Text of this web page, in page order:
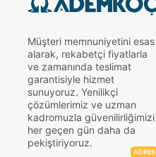
Müşteri memnuniyetini esas
alarak, rekabetçi fiyatlarla
ve zamanında teslimat
garantisiyle hizmet
sunuyoruz. Yenilikçi
çözümlerimiz ve uzman
kadromuzla güvenilirliğimizi
her geçen gün daha da
pekiştiriyoruz.
ADRES